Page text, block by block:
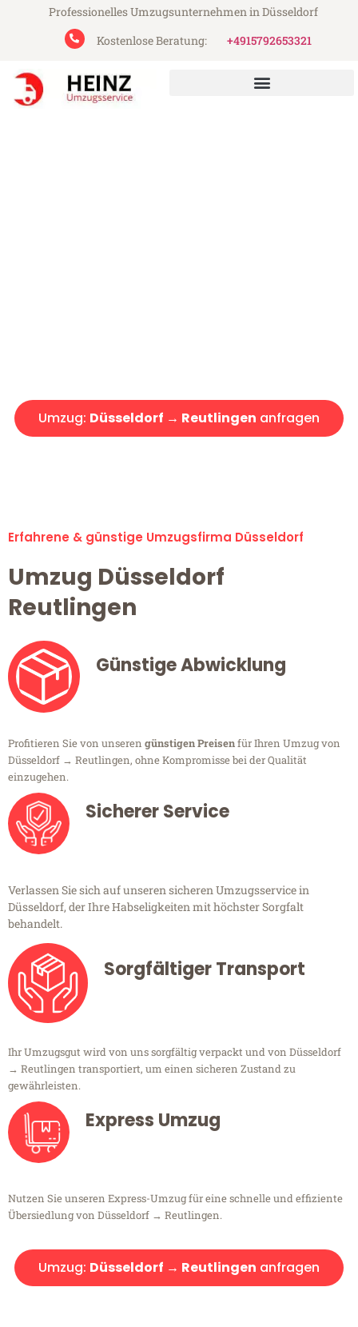
Professionelles Umzugsunternehmen in Düsseldorf
Kostenlose Beratung:
+4915792653321
Umzug: Düsseldorf → Reutlingen anfragen
Erfahrene & günstige Umzugsfirma Düsseldorf
Umzug Düsseldorf
Reutlingen
Günstige Abwicklung
Profitieren Sie von unseren günstigen Preisenfür Ihren Umzug von
Düsseldorf → Reutlingen, ohne Kompromisse bei der Qualität
einzugehen.
Sicherer Service
Verlassen Sie sich auf unseren sicheren Umzugsservice in
Düsseldorf, der Ihre Habseligkeiten mit höchster Sorgfalt
behandelt.
Sorgfältiger Transport
Ihr Umzugsgut wird von uns sorgfältig verpackt und von Düsseldorf
→ Reutlingen transportiert, um einen sicheren Zustand zu
gewährleisten.
Express Umzug
Nutzen Sie unseren Express-Umzug für eine schnelle und effiziente
Übersiedlung von Düsseldorf → Reutlingen.
Umzug: Düsseldorf → Reutlingen anfragen